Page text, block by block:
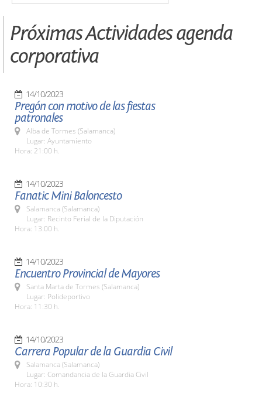
Próximas Actividades agenda
corporativa
14/10/2023
Pregón con motivo de las fiestas
patronales
Alba de Tormes (Salamanca)
Lugar: Ayuntamiento
Hora: 21:00 h.
14/10/2023
Fanatic Mini Baloncesto
Salamanca (Salamanca)
Lugar: Recinto Ferial de la Diputación
Hora: 13:00 h.
14/10/2023
Encuentro Provincial de Mayores
Santa Marta de Tormes (Salamanca)
Lugar: Polideportivo
Hora: 11:30 h.
14/10/2023
Carrera Popular de la Guardia Civil
Salamanca (Salamanca)
Lugar: Comandancia de la Guardia Civil
Hora: 10:30 h.